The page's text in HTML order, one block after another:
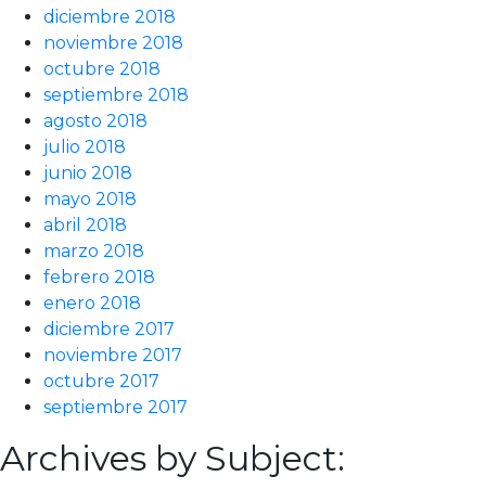
diciembre 2018
noviembre 2018
octubre 2018
septiembre 2018
agosto 2018
julio 2018
junio 2018
mayo 2018
abril 2018
marzo 2018
febrero 2018
enero 2018
diciembre 2017
noviembre 2017
octubre 2017
septiembre 2017
Archives by Subject: